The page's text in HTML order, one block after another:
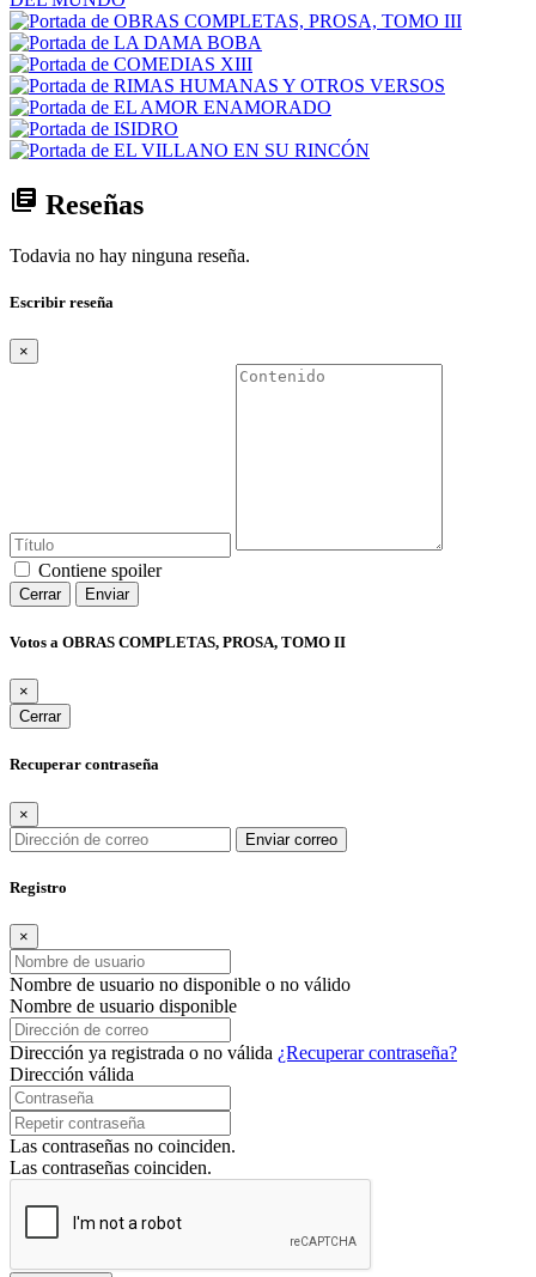
library_books Reseñas
Todavia no hay ninguna reseña.
Escribir reseña
×
Contiene spoiler
Cerrar Enviar
Votos a OBRAS COMPLETAS, PROSA, TOMO II
×
Cerrar
Recuperar contraseña
×
Enviar correo
Registro
×
Nombre de usuario no disponible o no válido
Nombre de usuario disponible
Dirección ya registrada o no válida ¿Recuperar contraseña?
Dirección válida
Las contraseñas no coinciden.
Las contraseñas coinciden.